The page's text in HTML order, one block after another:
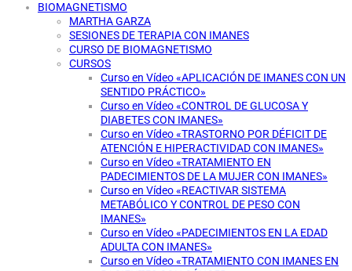
BIOMAGNETISMO
MARTHA GARZA
SESIONES DE TERAPIA CON IMANES
CURSO DE BIOMAGNETISMO
CURSOS
Curso en Vídeo «APLICACIÓN DE IMANES CON UN
SENTIDO PRÁCTICO»
Curso en Vídeo «CONTROL DE GLUCOSA Y
DIABETES CON IMANES»
Curso en Vídeo «TRASTORNO POR DÉFICIT DE
ATENCIÓN E HIPERACTIVIDAD CON IMANES»
Curso en Vídeo «TRATAMIENTO EN
PADECIMIENTOS DE LA MUJER CON IMANES»
Curso en Vídeo «REACTIVAR SISTEMA
METABÓLICO Y CONTROL DE PESO CON
IMANES»
Curso en Vídeo «PADECIMIENTOS EN LA EDAD
ADULTA CON IMANES»
Curso en Vídeo «TRATAMIENTO CON IMANES EN